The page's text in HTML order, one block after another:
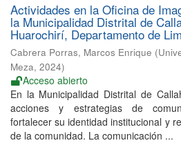
Actividades en la Oficina de
la Municipalidad Distrital de
Huarochirí, Departamento de
Cabrera Porras, Marcos Enrique (
Meza, 2024)
Acceso abierto
En la Municipalidad Distrital de
acciones y estrategias de
fortalecer su identidad institucional y
de la comunidad. La comunicación ...